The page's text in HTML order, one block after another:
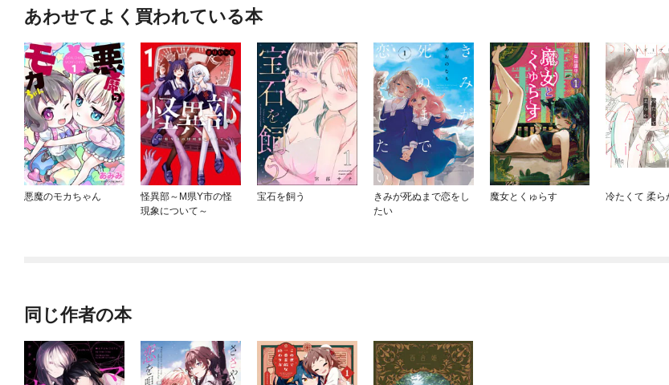
あわせてよく買われている本
悪魔のモカちゃん
怪異部～M県Y市の怪
現象について～
宝石を飼う
きみが死ぬまで恋をし
たい
魔女とくゅらす 冷たくて 柔ら
同じ作者の本